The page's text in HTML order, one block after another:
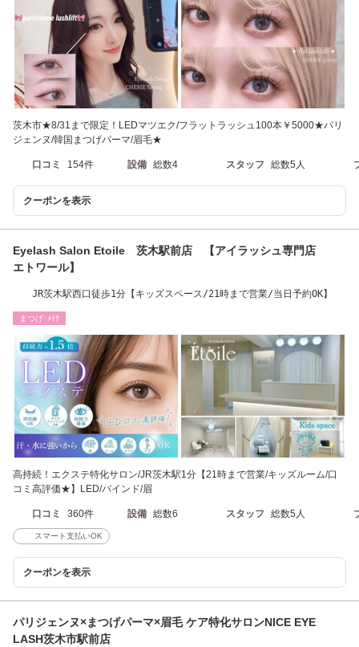
茨木市★8/31まで限定！LEDマツエク/フラットラッシュ100本￥5000★パリ
ジェンヌ/韓国まつげパーマ/眉毛★
口コミ 154件 設備 総数4 スタッフ 総数5人
クーポンを表示
Eyelash Salon Etoile 茨木駅前店 【アイラッシュ専門店
エトワール】
JR茨木駅西口徒歩1分【キッズスペース/21時まで営業/当日予約OK】
まつげ･ﾒｲｸ
高持続！エクステ特化サロン/JR茨木駅1分【21時まで営業/キッズルーム/口
コミ高評価★】LED/バインド/眉
口コミ 360件 設備 総数6 スタッフ 総数5人
スマート支払いOK
クーポンを表示
パリジェンヌ×まつげパーマ×眉毛 ケア特化サロンNICE EYE
LASH茨木市駅前店